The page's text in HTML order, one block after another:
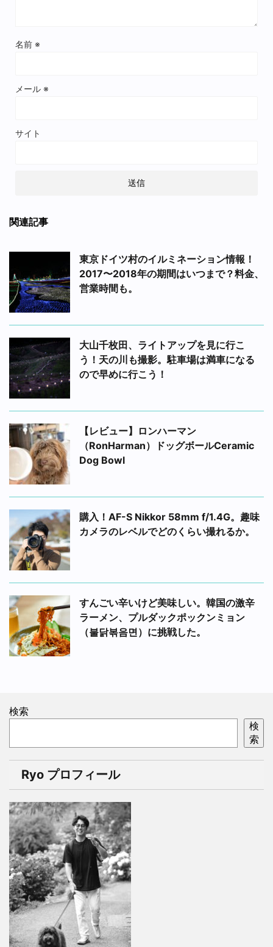
名前 ※
メール ※
サイト
関連記事
東京ドイツ村のイルミネーション情報！
2017〜2018年の期間はいつまで？料金、
営業時間も。
大山千枚田、ライトアップを見に行こ
う！天の川も撮影。駐車場は満車になる
ので早めに行こう！
【レビュー】ロンハーマン
（RonHarman）ドッグボールCeramic
Dog Bowl
購入！AF-S Nikkor 58mm f/1.4G。趣味
カメラのレベルでどのくらい撮れるか。
すんごい辛いけど美味しい。韓国の激辛
ラーメン、プルダックポックンミョン
（불닭볶음면）に挑戦した。
検索
検
索
Ryo プロフィール